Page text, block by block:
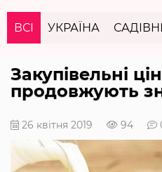
ВСІ УКРАЇНА
Закупівельні
продовжують
26 квітня 2019 94